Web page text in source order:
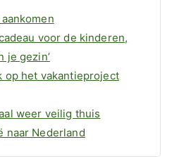
voor de kinderen,
je gezin’
op het vakantieproject
weer veilig thuis
naar Nederland